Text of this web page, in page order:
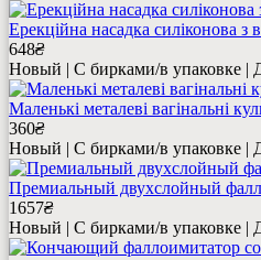
Ерекційна насадка силіконова з
648₴
Новый | С бирками/в упаковке |
Маленькі металеві вагінальні
360₴
Новый | С бирками/в упаковке
Премиальный двухслойный
1657₴
Новый | С бирками/в упаковке